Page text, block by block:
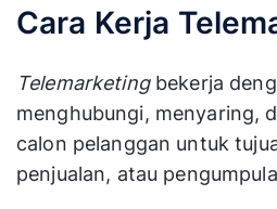
Cara Kerja
Telemarketing bekerja
menghubungi, menyaring,
calon pelanggan untuk
penjualan, atau